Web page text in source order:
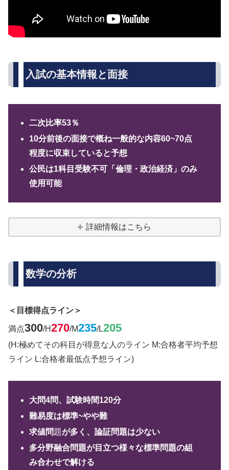
入試の基本情報と面接
二次比率53％
10分前後の面接で概ね一般的な内容60~70点
程度に収束していると予想
公民は1科目受験不可「倫理・政治経済」のみ
使用可能
詳細情報はこちら
数学の分析
＜目標得点ライン＞
満点300/H270/M235/L205
(H:極めてその科目が得意な人のライン M:合格者平均予想
ライン L:合格者最低点予想ライン)
大問4問、試験時間120分
難易度は標準~やや難
求値問題が多く、論証問題は少ない
多分野融合問題が目立つ様々な標準問題の組
み合わせで解ける